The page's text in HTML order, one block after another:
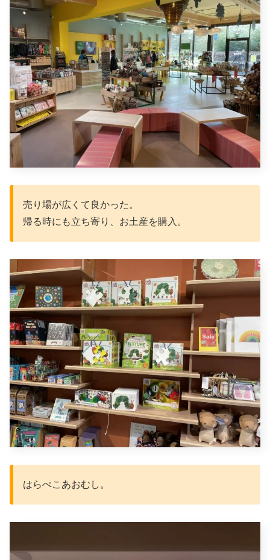
売り場が広くて良かった。
帰る時にも立ち寄り、お土産を購入。
はらぺこあおむし。